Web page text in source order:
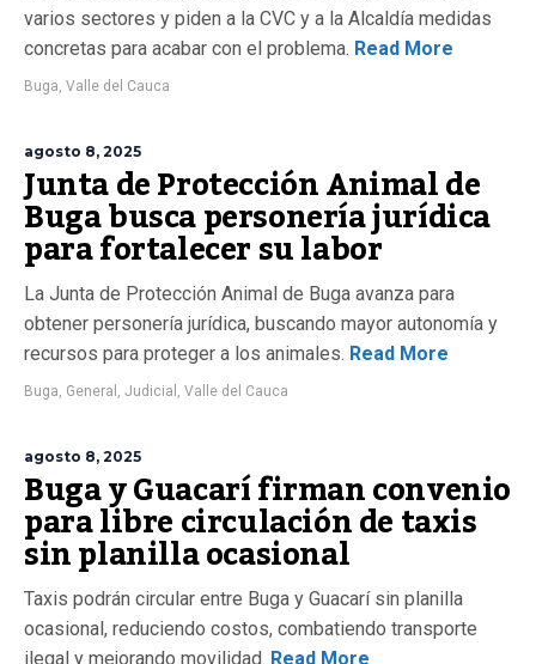
varios sectores y piden a la CVC y a la Alcaldía medidas
concretas para acabar con el problema. Read More
Buga, Valle del Cauca
agosto 8, 2025
Junta de Protección Animal de
Buga busca personería jurídica
para fortalecer su labor
La Junta de Protección Animal de Buga avanza para
obtener personería jurídica, buscando mayor autonomía y
recursos para proteger a los animales. Read More
Buga, General , Judicial , Valle del Cauca
agosto 8, 2025
Buga y Guacarí firman convenio
para libre circulación de taxis
sin planilla ocasional
Taxis podrán circular entre Buga y Guacarí sin planilla
ocasional, reduciendo costos, combatiendo transporte
ilegal y mejorando movilidad. Read More